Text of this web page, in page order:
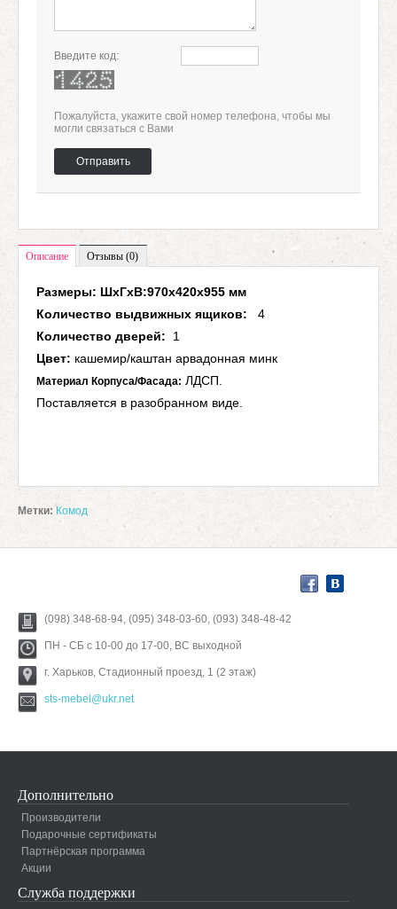
Введите код:
Пожалуйста, укажите свой номер телефона, чтобы мы
могли связаться с Вами
Отправить
Описание Отзывы (0)
Размеры: ШхГхВ:970х420х955 мм
Количество выдвижных ящиков: 4
Количество дверей: 1
Цвет: кашемир/каштан арвадонная минк
Материал Корпуса/Фасада: ЛДСП.
Поставляется в разобранном виде.
Метки: Комод
(098) 348-68-94, (095) 348-03-60, (093) 348-48-42
ПН - СБ с 10-00 до 17-00, ВС выходной
г. Харьков, Стадионный проезд, 1 (2 этаж)
sts-mebel@ukr.net
Дополнительно
Производители
Подарочные сертификаты
Партнёрская программа
Акции
Служба поддержки